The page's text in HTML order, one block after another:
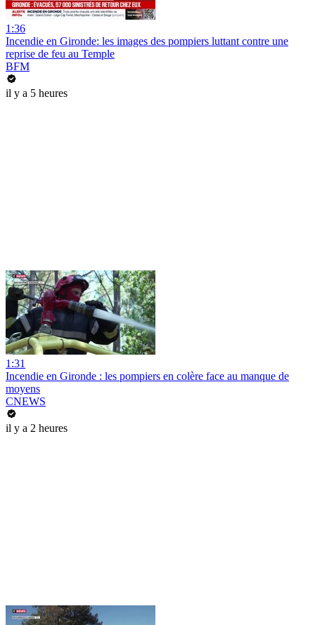
1:36
Incendie en Gironde: les images des pompiers luttant contre une
reprise de feu au Temple
BFM
il y a 5 heures
1:31
Incendie en Gironde : les pompiers en colère face au manque de
moyens
CNEWS
il y a 2 heures